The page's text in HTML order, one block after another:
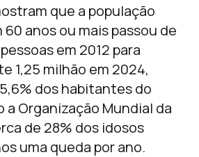
que a população
anos ou mais passou de
em 2012 para
1,25 milhão em 2024,
dos habitantes do
a Organização Mundial da
de 28% dos idosos
uma queda por ano.